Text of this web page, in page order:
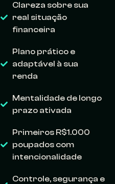
Clareza sobre sua
real situação
financeira
Plano prático e
adaptável à sua
renda
Mentalidade de longo
prazo ativada
Primeiros R$1.000
poupados com
intencionalidade
Controle, segurança e